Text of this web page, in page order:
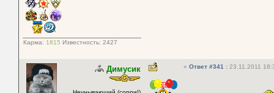
Карма: 1815 Известность: 2427
Димусик « Ответ #341 : 23.11.2011